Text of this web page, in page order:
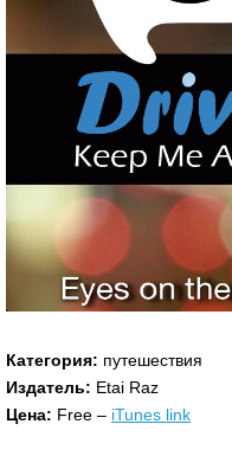
Категория: путешествия
Издатель: Etai Raz
Цена: Free – iTunes link